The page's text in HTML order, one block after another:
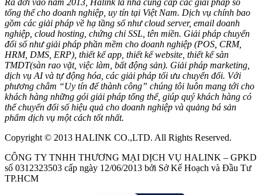
Ra đời vào năm 2013, Halink là nhà cung cấp các giải pháp số
tổng thể cho doanh nghiệp, uy tín tại Việt Nam. Dịch vụ chính bao
gồm các giải pháp về hạ tầng số như cloud server, email doanh
nghiệp, cloud hosting, chứng chỉ SSL, tên miền. Giải pháp chuyển
đổi số như giải pháp phần mềm cho doanh nghiệp (POS, CRM,
HRM, DMS, ERP), thiết kế app, thiết kế website, thiết kế sàn
TMDT(sàn rao vặt, việc làm, bất động sản). Giải pháp marketing,
dịch vụ AI và tự động hóa, các giải pháp tối ưu chuyển đổi. Với
phương châm “Uy tín để thành công” chúng tôi luôn mang tới cho
khách hàng những gói giải pháp tổng thể, giúp quý khách hàng có
thể chuyển đổi số hiệu quả cho doanh nghiệp và quảng bá sản
phẩm dịch vụ một cách tốt nhất.
Copyright © 2013 HALINK CO.,LTD. All Rights Reserved.
CÔNG TY TNHH THƯƠNG MẠI DỊCH VỤ HALINK – GPKD
số 0312323503 cấp ngày 12/06/2013 bởi Sở Kế Hoạch và Đầu Tư
TP.HCM